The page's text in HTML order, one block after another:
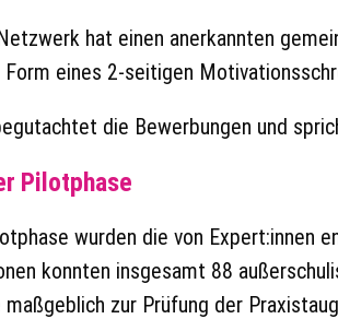
hat einen anerkannten
Form eines 2-seitigen
die Bewerbungen und
Pilotphase
wurden die von
konnten insgesamt 88
zur Prüfung der